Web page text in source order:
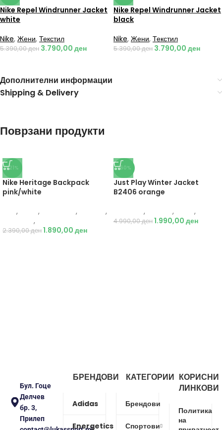
Nike Repel Windrunner Jacket
white
Nike, Жени, Текстил
5.390,00ден 3.790,00 ден
Nike Repel Windrunner Jacket
black
Nike, Жени, Текстил
5.390,00ден 3.790,00 ден
Дополнителни информации
Shipping & Delivery
Поврзани продукти
-21%
Nike Heritage Backpack
pink/white
, , ,
,
,
2.390,00ден1.890,00 ден
-60%
Just Play Winter Jacket
B2406 orange
, , ,
4.990,00ден1.990,00 ден
Бул. Гоце
Делчев
бр. 3,
Прилеп
БРЕНДОВИ
Adidas
Energetics
КАТЕГОРИИ
Брендови
Спортови
КОРИСНИ
ЛИНКОВИ
Политика
на